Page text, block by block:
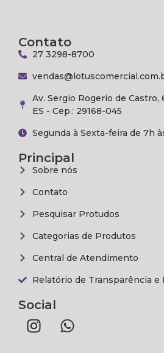
Contato
27 3298-8700
Av. Sergio Rogerio de Castro,
ES - Cep.: 29168-045
Segunda à Sexta-feira de 7h
Principal
Sobre nós
Contato
Pesquisar Protudos
Categorias de Produtos
Central de Atendimento
Relatório de Transparência e
Social